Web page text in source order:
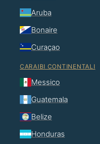
Aruba
Bonaire
Curaçao
CARAIBI CONTINENTALI
Messico
Guatemala
Belize
Honduras